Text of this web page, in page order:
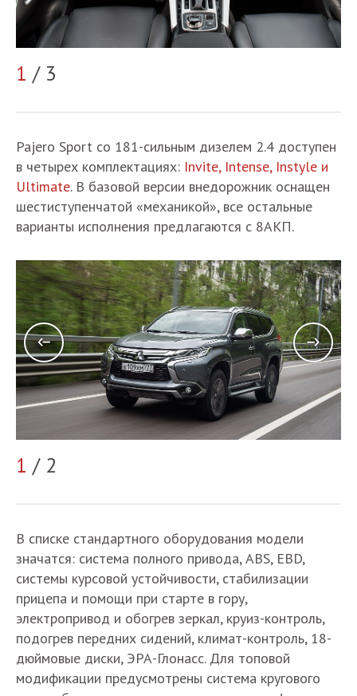
1 / 3
Pajero Sport со 181-сильным дизелем 2.4 доступен
в четырех комплектациях: Invite, Intense, Instyle и
Ultimate. В базовой версии внедорожник оснащен
шестиступенчатой «механикой», все остальные
варианты исполнения предлагаются с 8АКП.
1 / 2
В списке стандартного оборудования модели
значатся: система полного привода, ABS, EBD,
системы курсовой устойчивости, стабилизации
прицепа и помощи при старте в гору,
электропривод и обогрев зеркал, круиз-контроль,
подогрев передних сидений, климат-контроль, 18-
дюймовые диски, ЭРА-Глонасс. Для топовой
модификации предусмотрены система кругового